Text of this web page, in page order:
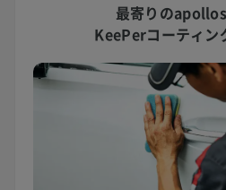
最寄りの
KeePerコーティン